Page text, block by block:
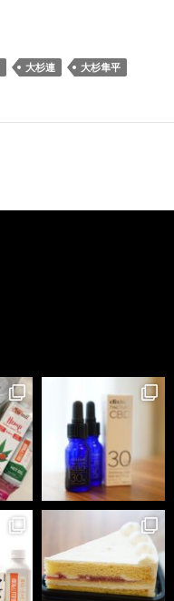
大杉連 大杉隼平